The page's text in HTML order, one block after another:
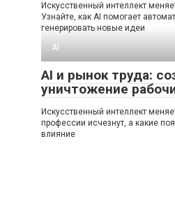
Искусственный интеллект
Узнайте, как AI помогает
генерировать новые идеи
AI
AI и рынок труда:
уничтожение
Искусственный интеллект
профессии исчезнут, а какие
влияние